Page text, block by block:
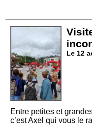
Le 12
Entre petites et
c’est Axel qui vous le